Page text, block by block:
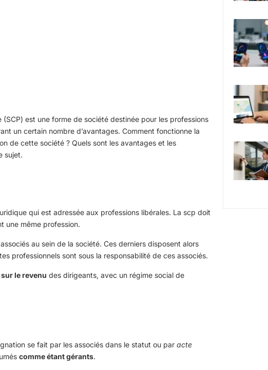
est une forme de société destinée pour les professions
un certain nombre d’avantages. Comment fonctionne la
de cette société ? Quels sont les avantages et les
sujet.
qui est adressée aux professions libérales. La scp doit
une même profession.
au sein de la société. Ces derniers disposent alors
professionnels sont sous la responsabilité de ces associés.
le revenu des dirigeants, avec un régime social de
se fait par les associés dans le statut ou par acte
comme étant gérants.